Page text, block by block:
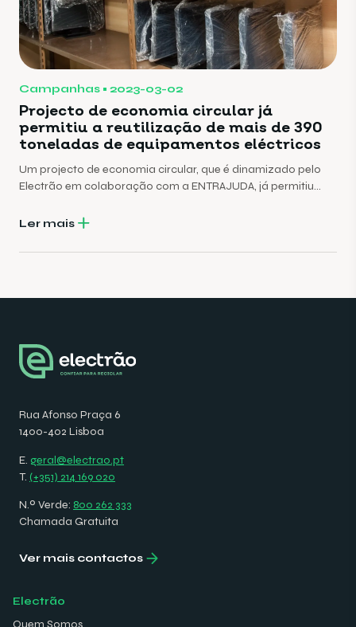
Campanhas 2023-03-02
Projecto de economia circular já
permitiu a reutilização de mais de 390
toneladas de equipamentos eléctricos
Um projecto de economia circular, que é dinamizado pelo
Electrão em colaboração com a ENTRAJUDA, já permitiu
nos últimos 14 anos.
Ler mais
Rua Afonso Praça 6
1400-402 Lisboa
E. geral@electrao.pt
T. (+351) 214 169 020
N.º Verde: 800 262 333
Chamada Gratuita
Ver mais contactos
Electrão
Quem Somos